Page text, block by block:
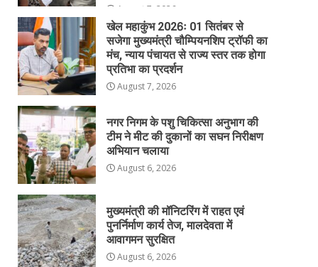
August 7, 2026
खेल महाकुंभ 2026ः 01 सितंबर से
सजेगा मुख्यमंत्री चौम्पियनशिप ट्रॉफी का
मंच, न्याय पंचायत से राज्य स्तर तक होगा
प्रतिभा का प्रदर्शन
August 7, 2026
नगर निगम के पशु चिकित्सा अनुभाग की
टीम ने मीट की दुकानों का सघन निरीक्षण
अभियान चलाया
August 6, 2026
मुख्यमंत्री की मॉनिटरिंग में राहत एवं
पुनर्निर्माण कार्य तेज, मालदेवता में
आवागमन सुरक्षित
August 6, 2026